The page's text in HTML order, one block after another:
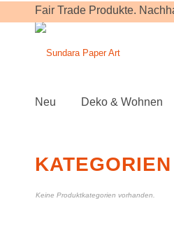
Fair Trade Produkte.
Neu Deko & Wohnen
KATEGORIEN
Keine Produktkategorien vorhanden.